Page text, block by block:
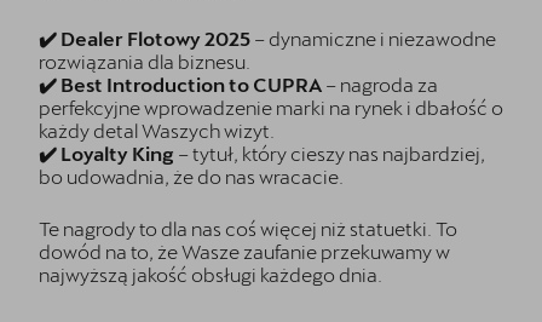
✔️ Dealer Flotowy 2025 – dynamiczne i niezawodne
rozwiązania dla biznesu.
✔️ Best Introduction to CUPRA – nagroda za
perfekcyjne wprowadzenie marki na rynek i dbałość o
każdy detal Waszych wizyt.
✔️ Loyalty King – tytuł, który cieszy nas najbardziej,
bo udowadnia, że do nas wracacie.
Te nagrody to dla nas coś więcej niż statuetki. To
dowód na to, że Wasze zaufanie przekuwamy w
najwyższą jakość obsługi każdego dnia.